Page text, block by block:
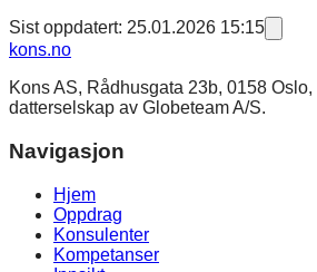
Sist oppdatert: 25.01.2026 15:15
kons.no
Kons AS, Rådhusgata 23b, 0158
datterselskap av Globeteam A/S.
Navigasjon
Hjem
Oppdrag
Konsulenter
Kompetanser